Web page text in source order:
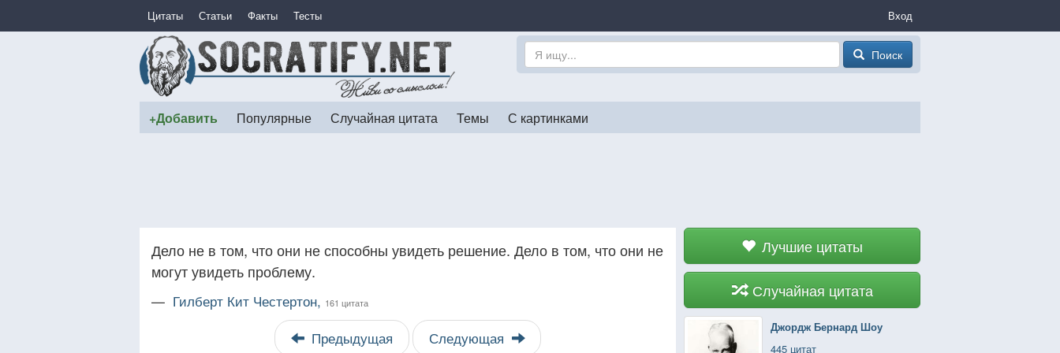
Цитаты Статьи Факты Тесты Вход
Поиск
+Добавить Популярные Случайная цитата Темы С картинками
Лучшие цитаты
Случайная цитата
Джордж Бернард Шоу
445 цитат
Дело не в том, что они не способны увидеть решение. Дело в том, что они не
могут увидеть проблему.
— Гилберт Кит Честертон, 161 цитата
Предыдущая Следующая